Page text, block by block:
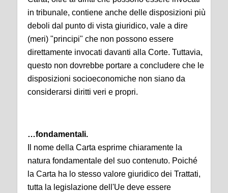
in tribunale, contiene anche delle disposizioni più
deboli dal punto di vista giuridico, vale a dire
(meri) "principi" che non possono essere
direttamente invocati davanti alla Corte. Tuttavia,
questo non dovrebbe portare a concludere che le
disposizioni socioeconomiche non siano da
considerarsi diritti veri e propri.
…fondamentali.
Il nome della Carta esprime chiaramente la
natura fondamentale del suo contenuto. Poiché
la Carta ha lo stesso valore giuridico dei Trattati,
tutta la legislazione dell'Ue deve essere